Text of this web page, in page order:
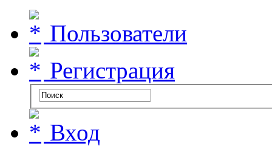
Пользователи
Регистрация
Вход